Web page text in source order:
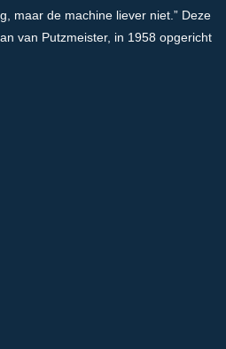
maar de machine liever niet.” Deze
van Putzmeister, in 1958 opgericht